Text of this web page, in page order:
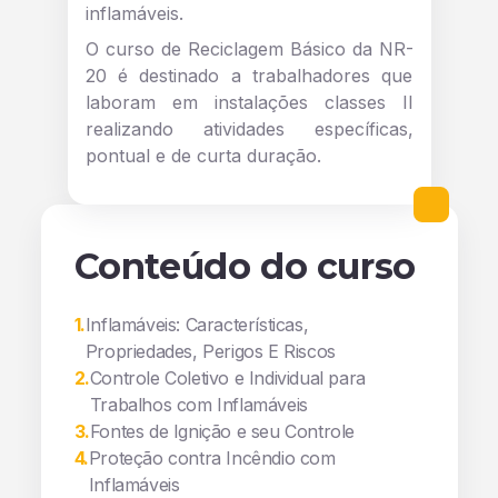
inflamáveis.
O curso de Reciclagem Básico da NR-
20 é destinado a trabalhadores que
laboram em instalações classes II
realizando atividades específicas,
pontual e de curta duração.
Conteúdo do curso
1.Inflamáveis: Características,
Propriedades, Perigos E Riscos
2.Controle Coletivo e Individual para
Trabalhos com Inflamáveis
3.Fontes de Ignição e seu Controle
4.Proteção contra Incêndio com
Inflamáveis